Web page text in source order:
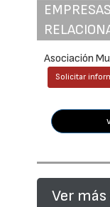
Asociación
Solicitar
Ver